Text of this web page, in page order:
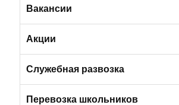
Минивэны (от 6 до 7 мест)
Легковые а/м (от 3 до 4 мест)
Вакансии
Вакансии в Санкт-Петербурге
Вакансии в Москве
Акции
Служебная развозка
Автобусами и микроавтобусами
Перевозка школьников